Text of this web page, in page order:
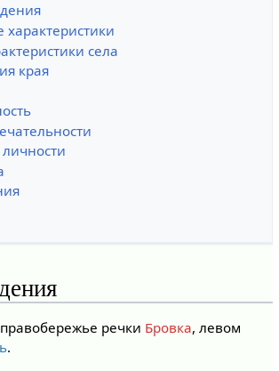
села
края
речки Бровка, левом
.